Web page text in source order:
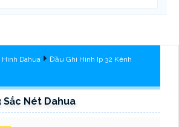
Dahua
Đầu Ghi Hình Ip 32 Kênh
Sắc Nét Dahua